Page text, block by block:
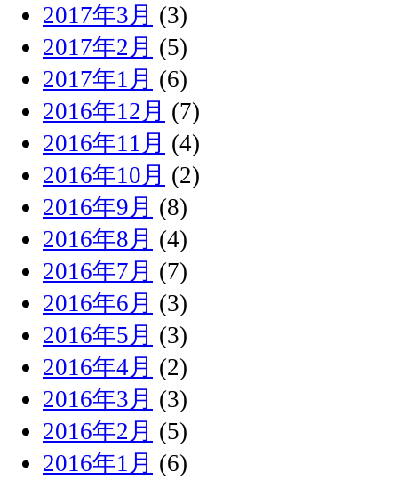
2017年3月 (3)
2017年2月 (5)
2017年1月 (6)
2016年12月 (7)
2016年11月 (4)
2016年10月 (2)
2016年9月 (8)
2016年8月 (4)
2016年7月 (7)
2016年6月 (3)
2016年5月 (3)
2016年4月 (2)
2016年3月 (3)
2016年2月 (5)
2016年1月 (6)